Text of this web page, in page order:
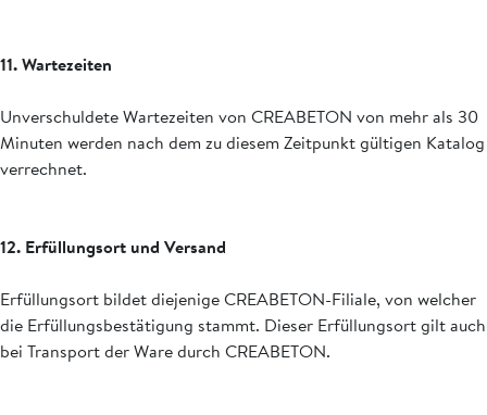
11. Wartezeiten
Unverschuldete Wartezeiten von CREABETON von mehr als 30
Minuten werden nach dem zu diesem Zeitpunkt gültigen Katalog
verrechnet.
12. Erfüllungsort und Versand
Erfüllungsort bildet diejenige CREABETON-Filiale, von welcher
die Erfüllungsbestätigung stammt. Dieser Erfüllungsort gilt auch
bei Transport der Ware durch CREABETON.